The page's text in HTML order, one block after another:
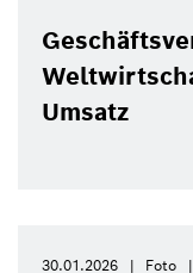
Umsatz
30.01.2026 Foto